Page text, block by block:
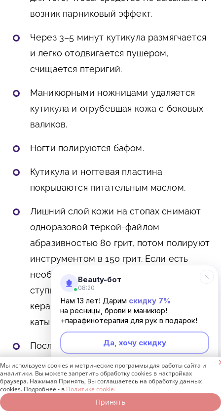
возник парниковый эффект.
Через 3–5 минут кутикула размягчается
и легко отодвигается пушером,
счищается птеригий.
Маникюрными ножницами удаляется
кутикула и огрубевшая кожа с боковых
валиков.
Ногти полируются бафом.
Кутикула и ногтевая пластина
покрываются питательным маслом.
Лишний слой кожи на стопах снимают
одноразовой теркой-файлом
абразивностью 80 грит, потом полируют
инструментом в 150 грит. Если есть
необходимость, можно протирать
ступню салфеткой, смоченной в
кератолитике, так как кожа снимается
катышками.
После полировки мастер смывает
кератолитик или вытирает его чистой
влажной салфеткой, смоченной в воде,
нейтрализаторе или антисептике.
Beauty-бот
08:20
Нам 13 лет! Дарим скидку 7%
на ресницы, брови и маникюр!
+парафинотерапия для рук в подарок!
Да, хочу скидку
Неинтересно
Мы используем cookies и метрические программы для работы сайта и
аналитики. Вы можете запретить обработку cookies в настройках
браузера. Нажимая Принять, Вы соглашаетесь на обработку данных
cookies. Подробнее - в Политике cookie.
Принять